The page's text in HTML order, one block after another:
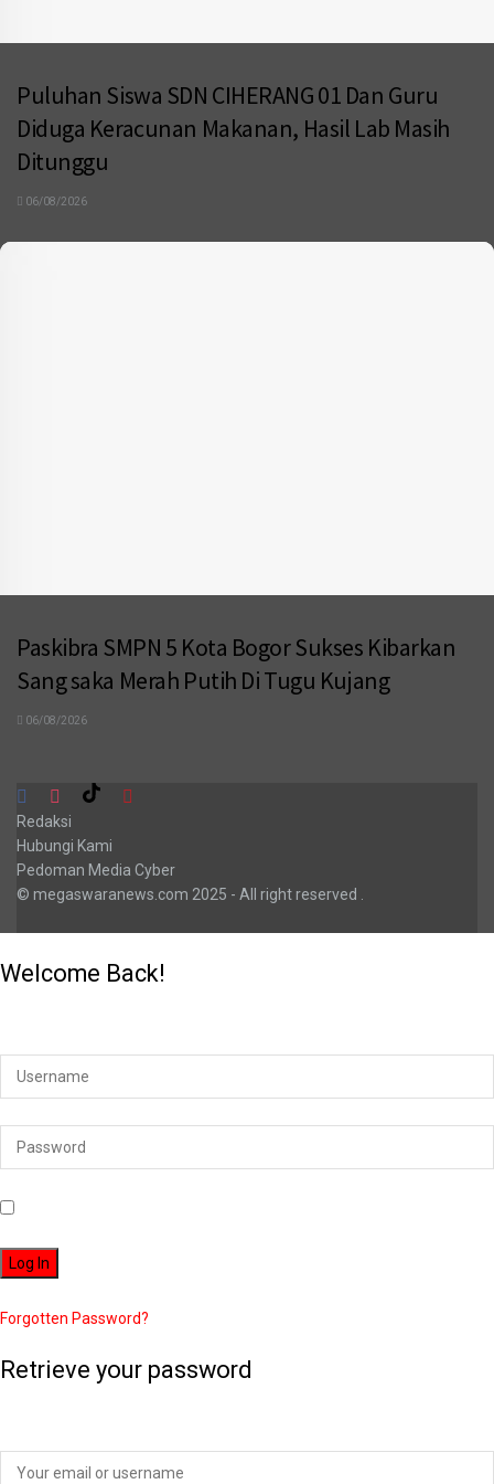
Puluhan Siswa SDN CIHERANG 01 Dan Guru
Diduga Keracunan Makanan, Hasil Lab Masih
Ditunggu
06/08/2026
Paskibra SMPN 5 Kota Bogor Sukses Kibarkan
Sang saka Merah Putih Di Tugu Kujang
06/08/2026
Redaksi
Hubungi Kami
Pedoman Media Cyber
© megaswaranews.com 2025 - All right reserved
Welcome Back!
Forgotten Password?
Retrieve your password